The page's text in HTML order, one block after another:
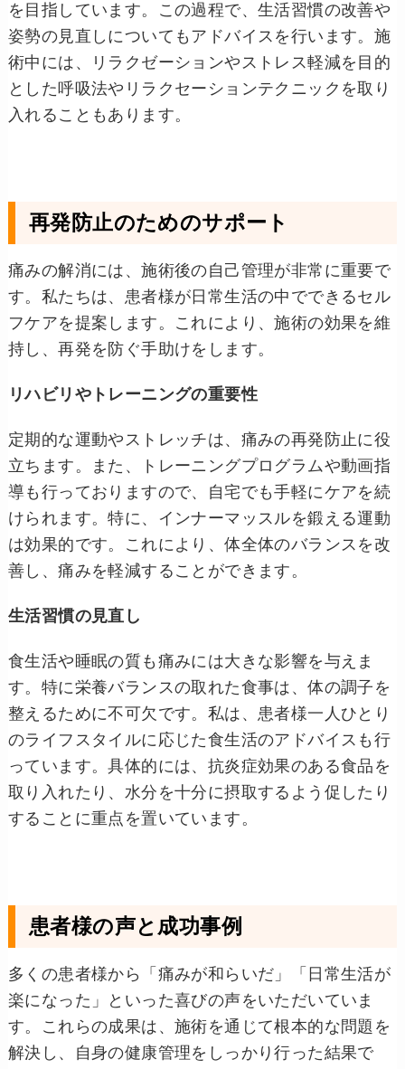
を目指しています。この過程で、生活習慣の改善や
姿勢の見直しについてもアドバイスを行います。施
術中には、リラクゼーションやストレス軽減を目的
とした呼吸法やリラクセーションテクニックを取り
入れることもあります。
再発防止のためのサポート
痛みの解消には、施術後の自己管理が非常に重要で
す。私たちは、患者様が日常生活の中でできるセル
フケアを提案します。これにより、施術の効果を維
持し、再発を防ぐ手助けをします。
リハビリやトレーニングの重要性
定期的な運動やストレッチは、痛みの再発防止に役
立ちます。また、トレーニングプログラムや動画指
導も行っておりますので、自宅でも手軽にケアを続
けられます。特に、インナーマッスルを鍛える運動
は効果的です。これにより、体全体のバランスを改
善し、痛みを軽減することができます。
生活習慣の見直し
食生活や睡眠の質も痛みには大きな影響を与えま
す。特に栄養バランスの取れた食事は、体の調子を
整えるために不可欠です。私は、患者様一人ひとり
のライフスタイルに応じた食生活のアドバイスも行
っています。具体的には、抗炎症効果のある食品を
取り入れたり、水分を十分に摂取するよう促したり
することに重点を置いています。
患者様の声と成功事例
多くの患者様から「痛みが和らいだ」「日常生活が
楽になった」といった喜びの声をいただいていま
す。これらの成果は、施術を通じて根本的な問題を
解決し、自身の健康管理をしっかり行った結果で